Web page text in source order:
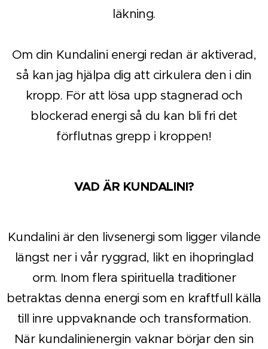
läkning.
Om din Kundalini energi redan är aktiverad,
så kan jag hjälpa dig att cirkulera den i din
kropp. För att lösa upp stagnerad och
blockerad energi så du kan bli fri det
förflutnas grepp i kroppen!
VAD ÄR KUNDALINI?
Kundalini är den livsenergi som ligger vilande
längst ner i vår ryggrad, likt en ihopringlad
orm. Inom flera spirituella traditioner
betraktas denna energi som en kraftfull källa
till inre uppvaknande och transformation.
När kundalinienergin vaknar börjar den sin